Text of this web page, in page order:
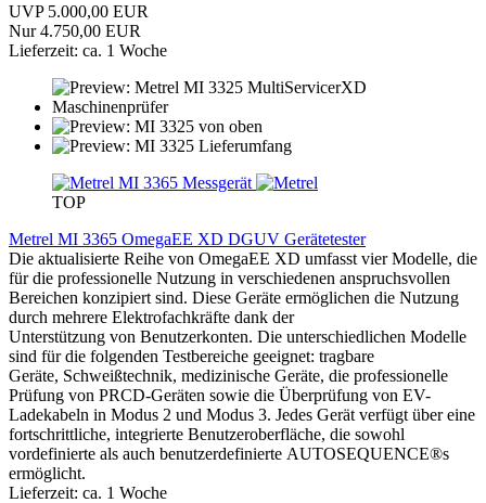
UVP 5.000,00 EUR
Nur 4.750,00 EUR
Lieferzeit: ca. 1 Woche
TOP
Metrel MI 3365 OmegaEE XD DGUV Gerätetester
Die aktualisierte Reihe von OmegaEE XD umfasst vier Modelle, die
für die professionelle Nutzung in verschiedenen anspruchsvollen
Bereichen konzipiert sind. Diese Geräte ermöglichen die Nutzung
durch mehrere Elektrofachkräfte dank der
Unterstützung von Benutzerkonten. Die unterschiedlichen Modelle
sind für die folgenden Testbereiche geeignet: tragbare
Geräte, Schweißtechnik, medizinische Geräte, die professionelle
Prüfung von PRCD-Geräten sowie die Überprüfung von EV-
Ladekabeln in Modus 2 und Modus 3. Jedes Gerät verfügt über eine
fortschrittliche, integrierte Benutzeroberfläche, die sowohl
vordefinierte als auch benutzerdefinierte AUTOSEQUENCE®s
ermöglicht.
Lieferzeit: ca. 1 Woche